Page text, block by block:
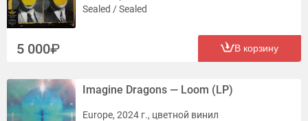
Sealed / Sealed
5 000 В корзину
Imagine Dragons — Loom (LP)
Europe, 2024 г., цветной винил